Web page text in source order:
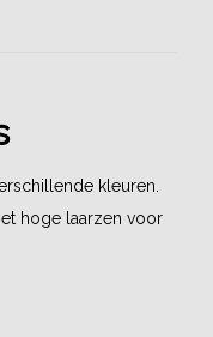
kleuren.
hoge laarzen voor